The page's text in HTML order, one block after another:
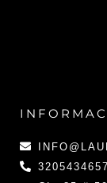
3205434657